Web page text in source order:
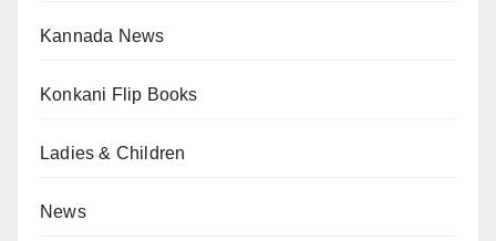
Kannada News
Konkani Flip Books
Ladies & Children
News